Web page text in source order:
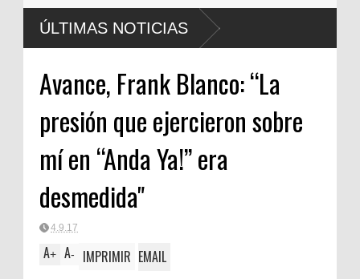
ÚLTIMAS NOTICIAS
Clásica
Avance, Frank Blanco: “La
presión que ejercieron sobre
mí en “Anda Ya!” era
desmedida"
4.9.17
A+ A- IMPRIMIR EMAIL